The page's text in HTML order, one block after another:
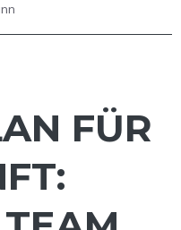
FÜR